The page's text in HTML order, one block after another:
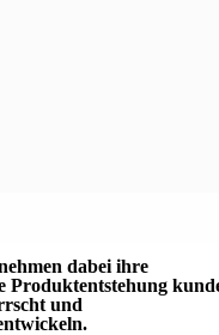
dabei ihre
Produktentstehung
und